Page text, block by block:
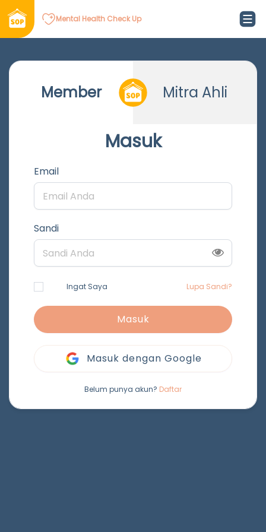
Mental Health Check Up
Member Mitra Ahli
Masuk
Email
Sandi
Ingat Saya Lupa Sandi?
Masuk
Masuk dengan Google
Belum punya akun? Daftar